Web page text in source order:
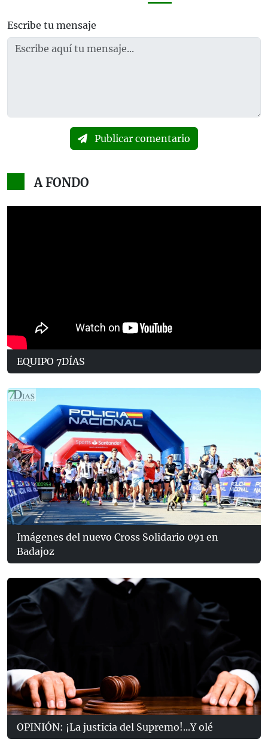
Escribe tu mensaje
Publicar comentario
A FONDO
EQUIPO 7DÍAS
Imágenes del nuevo Cross Solidario 091 en
Badajoz
OPINIÓN: ¡La justicia del Supremo!...Y olé